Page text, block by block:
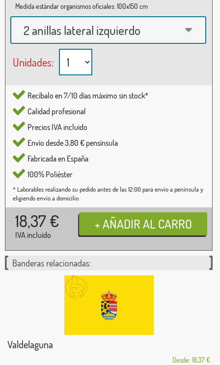
Medida estándar organismos oficiales: 100x150 cm
2 anillas lateral izquierdo
Unidades:
Recíbalo en 7/10 días máximo sin stock*
Calidad profesional
Precios IVA incluido
Envío desde 3,80 € pensínsula
Fabricada en España
100% Poliéster
* Laborables realizando su pedido antes de las 12:00 para envío a península y
eligiendo envío a domicilio.
18,37 €
IVA incluido
Banderas relacionadas:
Valdelaguna
Desde: 18,37 €